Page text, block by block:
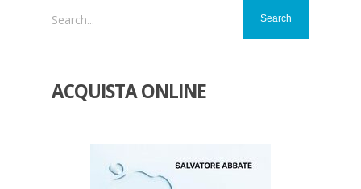
Search...
ACQUISTA ONLINE